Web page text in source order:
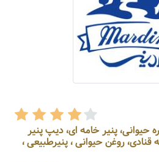
تولید کننده پنیر ورقه ای، کره حیوانی، پنیر خامه ای، دیپ پنیر
(سس)، خامه صبحانه، خامه قنادی، روغن حیوانی ، پنیرطبیعی ،